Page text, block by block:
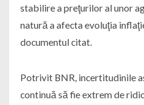
stabilire a preţurilor al unor
natură a afecta evoluţia
documentul citat.
Potrivit BNR, incertitudinile
continuă să fie extrem de